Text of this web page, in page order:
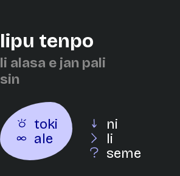
lipu tenpo
li alasa e jan pali
sin
toki
ale
ni
li
seme